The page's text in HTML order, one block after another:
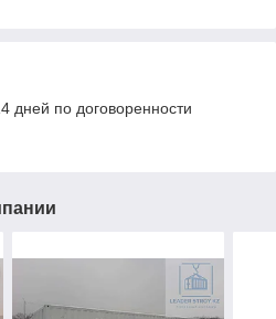
дней по договоренности